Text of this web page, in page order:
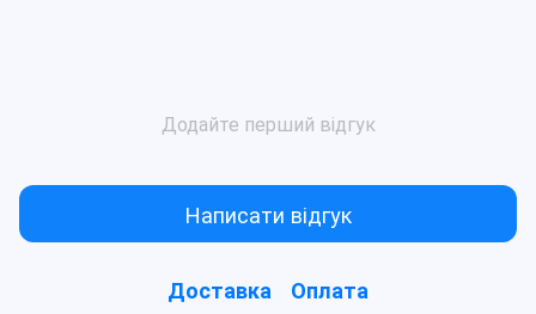
Додайте перший відгук
Написати відгук
Доставка Оплата